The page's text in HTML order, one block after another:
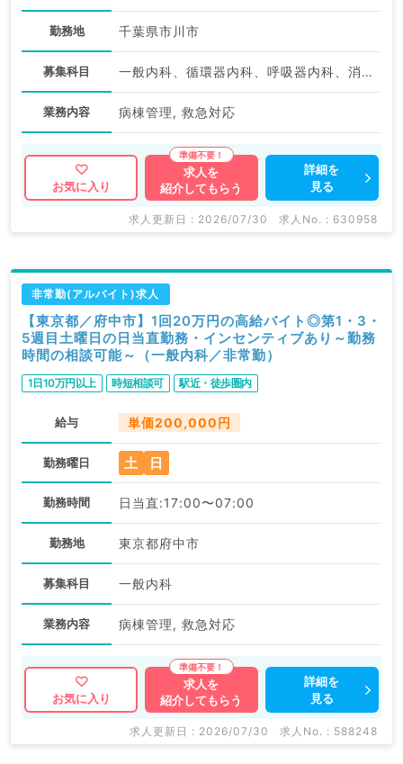
勤務地 千葉県市川市
募集科目 一般内科、循環器内科、呼吸器内科、消化器内科、内分泌・代謝内科、腎臓内科
業務内容 病棟管理, 救急対応
お気に入り
求人を
紹介してもらう
詳細を
見る
求人更新日 : 2026/07/30 求人No. : 630958
非常勤(アルバイト)求人
【東京都／府中市】1回20万円の高給バイト◎第1・3・
5週目土曜日の日当直勤務・インセンティブあり～勤務
時間の相談可能～（一般内科／非常勤）
1日10万円以上 時短相談可 駅近・徒歩圏内
給与 単価200,000円
勤務曜日 土 日
勤務時間 日当直:17:00〜07:00
勤務地 東京都府中市
募集科目 一般内科
業務内容 病棟管理, 救急対応
お気に入り
求人を
紹介してもらう
詳細を
見る
求人更新日 : 2026/07/30 求人No. : 588248